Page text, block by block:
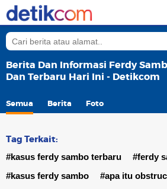
Berita Dan Informasi Ferdy
Dan Terbaru Hari Ini - Detikcom
Semua Berita Foto
Tag Terkait:
#kasus ferdy sambo terbaru
#ferdy
#kasus ferdy sambo
#apa itu